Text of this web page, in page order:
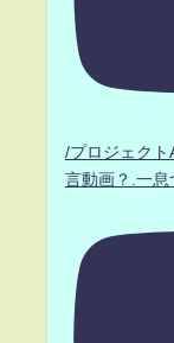
/プロジェク
言動画？.一息